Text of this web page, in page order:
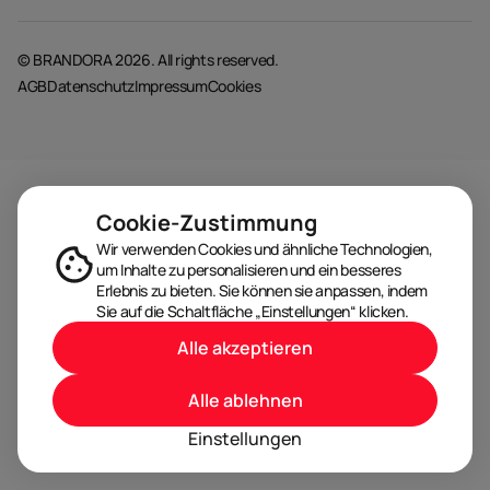
© BRANDORA 2026. All rights reserved.
AGBDatenschutzImpressumCookies
Cookie-Zustimmung
Wir verwenden Cookies und ähnliche Technologien,
um Inhalte zu personalisieren und ein besseres
Erlebnis zu bieten. Sie können sie anpassen, indem
Sie auf die Schaltfläche „Einstellungen“ klicken.
Einstellungen
Alle ablehnen
Alle akzeptieren